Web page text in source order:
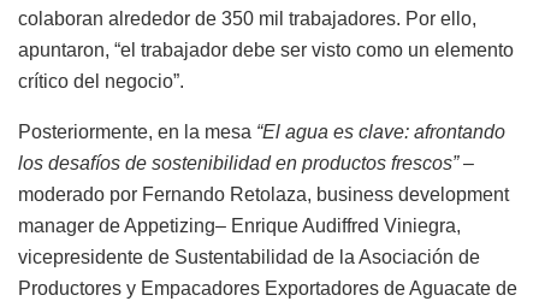
colaboran alrededor de 350 mil trabajadores. Por ello,
apuntaron, “el trabajador debe ser visto como un elemento
crítico del negocio”.
Posteriormente, en la mesa “El agua es clave: afrontando
los desafíos de sostenibilidad en productos frescos”–
moderado por Fernando Retolaza, business development
manager de Appetizing– Enrique Audiffred Viniegra,
vicepresidente de Sustentabilidad de la Asociación de
Productores y Empacadores Exportadores de Aguacate de